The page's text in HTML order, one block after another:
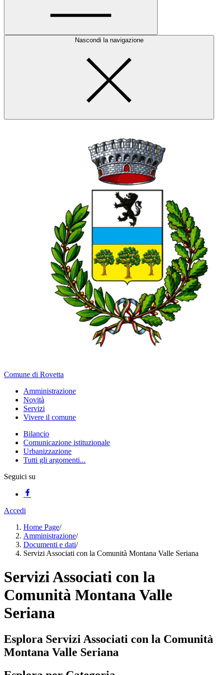
Nascondi la navigazione
Comune di Rovetta
Amministrazione
Novità
Servizi
Vivere il comune
Bilancio
Comunicazione istituzionale
Urbanizzazione
Tutti gli argomenti...
Seguici su
Accedi
Home Page/
Amministrazione/
Documenti e dati/
Servizi Associati con la Comunità Montana Valle Seriana
Servizi Associati con la
Comunità Montana Valle
Seriana
Esplora Servizi Associati con la Comunità
Montana Valle Seriana